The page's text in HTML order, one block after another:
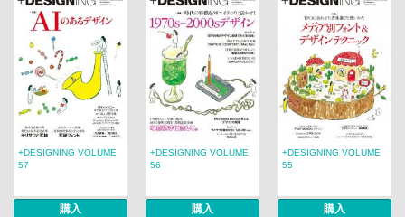
+DESIGNING VOLUME
57
購入
+DESIGNING VOLUME
56
購入
+DESIGNING VOLUME
55
購入